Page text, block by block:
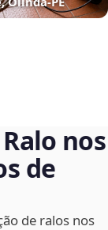
nos
de
de ralos nos